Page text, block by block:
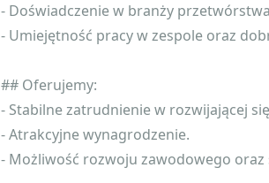
- Doświadczenie w branży
- Umiejętność pracy w zespole oraz
## Oferujemy:
- Stabilne zatrudnienie w rozwijającej
- Atrakcyjne wynagrodzenie.
- Możliwość rozwoju zawodowego oraz